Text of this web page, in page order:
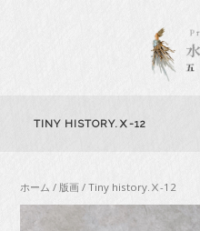
TINY HISTORY.Ⅹ-12
ホーム /版画 / Tiny history.Ⅹ-12